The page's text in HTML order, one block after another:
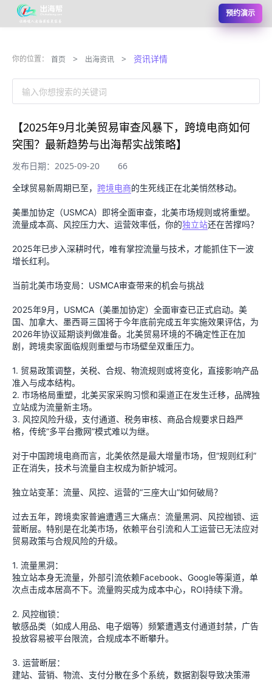
预约演示
你的位置： 首页 > 出海资讯 > 资讯详情
输入你想搜索的关键词
【2025年9月北美贸易审查风暴下，跨境电商如何
突围？最新趋势与出海帮实战策略】
发布日期：2025-09-20 66
全球贸易新周期已至， 跨境电商的生死线正在北美悄然移动。
美墨加协定（USMCA）即将全面审查，北美市场规则或将重塑。
流量成本高、风控压力大、运营效率低，你的独立站还在苦撑吗？
2025年已步入深耕时代，唯有掌控流量与技术，才能抓住下一波
增长红利。
当前北美市场变局：USMCA审查带来的机会与挑战
2025年9月，USMCA（美墨加协定）全面审查已正式启动。美
国、加拿大、墨西哥三国将于今年底前完成五年实施效果评估，为
2026年协议延期谈判做准备。北美贸易环境的不确定性正在加
剧，跨境卖家面临规则重塑与市场壁垒双重压力。
1. 贸易政策调整，关税、合规、物流规则或将变化，直接影响产品
准入与成本结构。
2. 市场格局重塑，北美买家采购习惯和渠道正在发生迁移，品牌独
立站成为流量新主场。
3. 风控风险升级，支付通道、税务审核、商品合规要求日趋严
格，传统“多平台撒网”模式难以为继。
对于中国跨境电商而言，北美依然是最大增量市场，但“规则红利”
正在消失，技术与流量自主权成为新护城河。
独立站变革：流量、风控、运营的“三座大山”如何破局？
过去五年，跨境卖家普遍遭遇三大痛点：流量黑洞、风控枷锁、运
营断层。特别是在北美市场，依赖平台引流和人工运营已无法应对
贸易政策与合规风险的升级。
1. 流量黑洞：
独立站本身无流量，外部引流依赖Facebook、Google等渠道，单
次点击成本居高不下。流量购买成为成本中心，ROI持续下滑。
2. 风控枷锁：
敏感品类（如成人用品、电子烟等）频繁遭遇支付通道封禁，广告
投放容易被平台限流，合规成本不断攀升。
3. 运营断层：
建站、营销、物流、支付分散在多个系统，数据割裂导致决策滞